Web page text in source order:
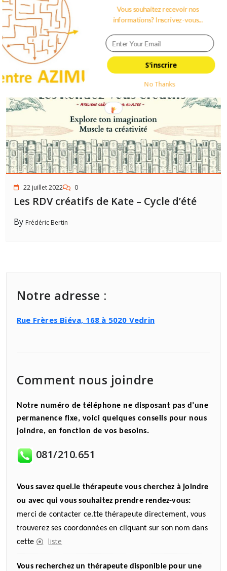
ByFrédéric Bertin
22 juillet 2022 0
Les RDV créatifs de Kate – Cycle d’été
By Frédéric Bertin
Notre adresse :
Rue Frères Biéva, 168 à 5020 Vedrin
Comment nous joindre
Notre numéro de téléphone ne disposant pas d’une
permanence fixe, voici quelques conseils pour nous
joindre, en fonction de vos besoins.
081/210.651
Vous savez quel.le thérapeute vous cherchez à joindre
ou avec qui vous souhaitez prendre rendez-vous:
merci de contacter ce.tte thérapeute directement, vous
trouverez ses coordonnées en cliquant sur son nom dans
cette
liste
Vous recherchez un thérapeute disponible pour une
S'inscrire
Vous souhaitez recevoir nos
informations? Inscrivez-vous...
No Thanks